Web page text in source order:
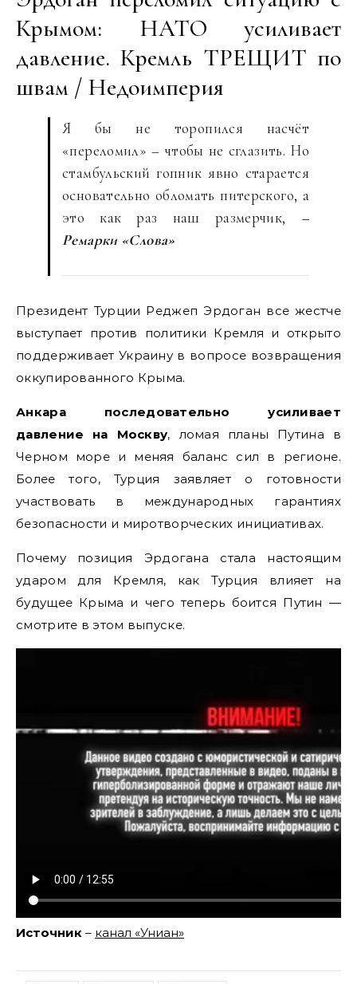
Крымом: НАТО усиливает
давление. Кремль ТРЕЩИТ по
швам / Недоимперия
Я бы не торопился насчёт
«переломил» – чтобы не сглазить. Но
стамбульский гопник явно старается
основательно обломать питерского, а
это как раз наш размерчик, –
Ремарки «Слова»
Президент Турции Реджеп Эрдоган все жестче
выступает против политики Кремля и открыто
поддерживает Украину в вопросе возвращения
оккупированного Крыма.
Анкара последовательно усиливает
давление на Москву, ломая планы Путина в
Черном море и меняя баланс сил в регионе.
Более того, Турция заявляет о готовности
участвовать в международных гарантиях
безопасности и миротворческих инициативах.
Почему позиция Эрдогана стала настоящим
ударом для Кремля, как Турция влияет на
будущее Крыма и чего теперь боится Путин —
смотрите в этом выпуске.
Источник – канал «Униан»